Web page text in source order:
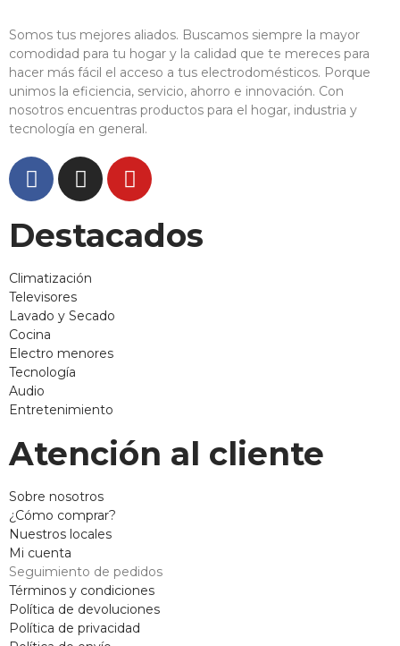
Somos tus mejores aliados. Buscamos siempre la mayor
comodidad para tu hogar y la calidad que te mereces para
hacer más fácil el acceso a tus electrodomésticos. Porque
unimos la eficiencia, servicio, ahorro e innovación. Con
nosotros encuentras productos para el hogar, industria y
tecnología en general.
Destacados
Climatización
Televisores
Lavado y Secado
Cocina
Electro menores
Tecnología
Audio
Entretenimiento
Atención al cliente
Sobre nosotros
¿Cómo comprar?
Nuestros locales
Mi cuenta
Seguimiento de pedidos
Términos y condiciones
Política de devoluciones
Política de privacidad